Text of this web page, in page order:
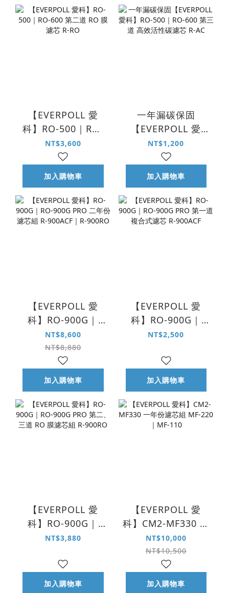
【EVERPOLL 愛
科】RO-500｜RO-
600 第二道 RO 膜
濾芯 R-RO
NT$3,600
加入購物車
一年漏碳保固
【EVERPOLL 愛
科】RO-500｜RO-
600 第三道 高效活
性碳濾芯 R-AC
NT$1,200
加入購物車
【EVERPOLL 愛
科】RO-900G｜
RO-900G PRO 二年
份濾芯組 R-900ACF
｜R-900RO
NT$8,600
NT$8,880
加入購物車
【EVERPOLL 愛
科】RO-900G｜
RO-900G PRO 第一
900ACF
NT$2,500
加入購物車
【EVERPOLL 愛
科】RO-900G｜
RO-900G PRO 第
芯組 R-900RO
NT$3,880
加入購物車
【EVERPOLL 愛
科】CM2-MF330 一
年份濾芯組 MF-220
｜MF-110
NT$10,000
NT$10,500
加入購物車